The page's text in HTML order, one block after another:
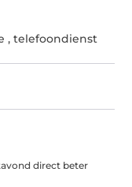
,telefoondienst
direct beter